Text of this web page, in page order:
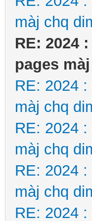
màj chq
RE: 2024
pages
RE: 2024
màj chq
RE: 2024
màj chq
RE: 2024
màj chq
RE: 2024